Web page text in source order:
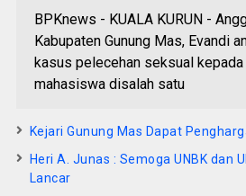
BPKnews - KUALA KURUN -
Kabupaten Gunung Mas, Evandi
kasus pelecehan seksual
mahasiswa disalah satu
Kejari Gunung Mas Dapat
Heri A. Junas : Semoga UNBK dan
Lancar